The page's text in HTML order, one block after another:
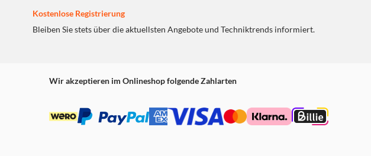
Kostenlose Registrierung
Bleiben Sie stets über die aktuellsten Angebote und Techniktrends informiert.
Wir akzeptieren im Onlineshop folgende Zahlarten